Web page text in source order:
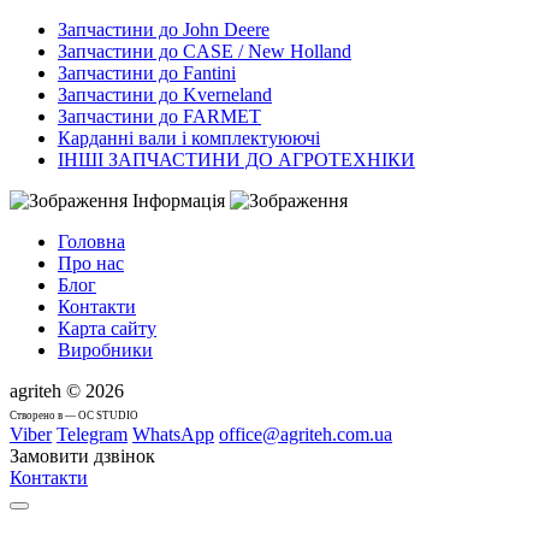
Запчастини до John Deere
Запчастини до CASE / New Holland
Запчастини до Fantini
Запчастини до Kverneland
Запчастини до FARMET
Карданні вали і комплектуюючі
ІНШІ ЗАПЧАСТИНИ ДО АГРОТЕХНІКИ
Інформація
Головна
Про нас
Блог
Контакти
Карта сайту
Виробники
agriteh © 2026
Cтворено в — OC STUDIO
Viber Telegram WhatsApp office@agriteh.com.ua
Замовити дзвінок
Контакти